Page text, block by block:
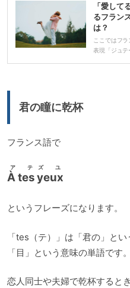
ヤ
ー
「愛して
るフラン
は？
ここではフ
表現「ジュテ
君の瞳に乾杯
フランス語で
À tes yeux
ア テズ ユ
というフレーズになります。
「tes（テ）」は「君の」と
「目」という意味の単語です。
恋人同士や夫婦で乾杯すると